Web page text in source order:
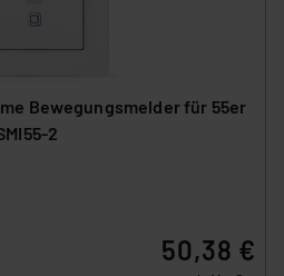
Bewegungsmelder für 55er
2
50,38 €